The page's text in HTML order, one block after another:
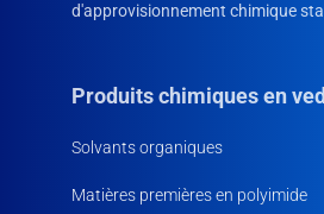
d'approvisionnement chimique
Produits chimiques en
Solvants organiques
Matières premières en polyimide